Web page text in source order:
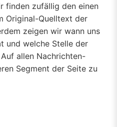
finden zufällig den einen
Original-Quelltext der
zeigen wir wann uns
und welche Stelle der
allen Nachrichten-
Segment der Seite zu